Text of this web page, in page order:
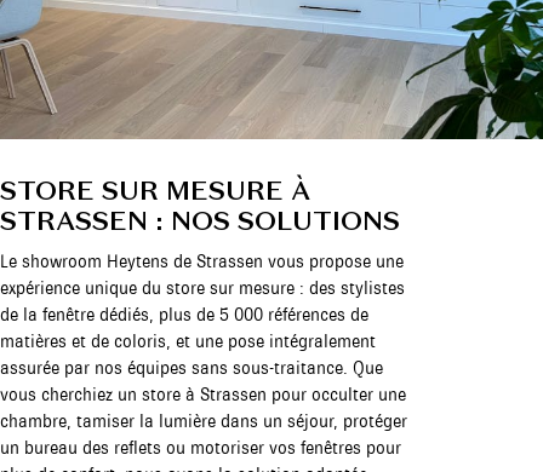
STORE SUR MESURE À
STRASSEN : NOS SOLUTIONS
Le showroom Heytens de Strassen vous propose une
expérience unique du store sur mesure : des stylistes
de la fenêtre dédiés, plus de 5 000 références de
matières et de coloris, et une pose intégralement
assurée par nos équipes sans sous-traitance. Que
vous cherchiez un store à Strassen pour occulter une
chambre, tamiser la lumière dans un séjour, protéger
un bureau des reflets ou motoriser vos fenêtres pour